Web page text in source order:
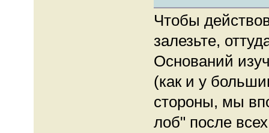
Чтобы
залезьте,
Оснований
(как и у
стороны, мы
лоб" после